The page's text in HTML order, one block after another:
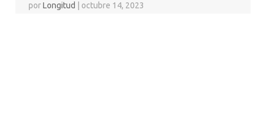
porLongitud octubre 14, 2023